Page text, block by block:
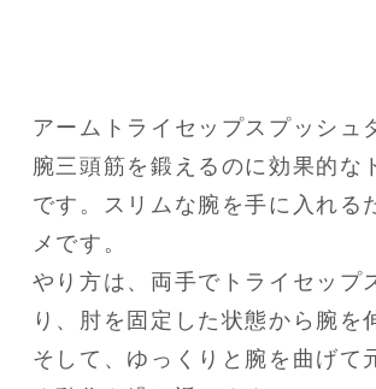
アームトライセップスプッシュ
腕三頭筋を鍛えるのに効果的な
です。スリムな腕を手に入れる
メです。
やり方は、両手でトライセップ
り、肘を固定した状態から腕を
そして、ゆっくりと腕を曲げて